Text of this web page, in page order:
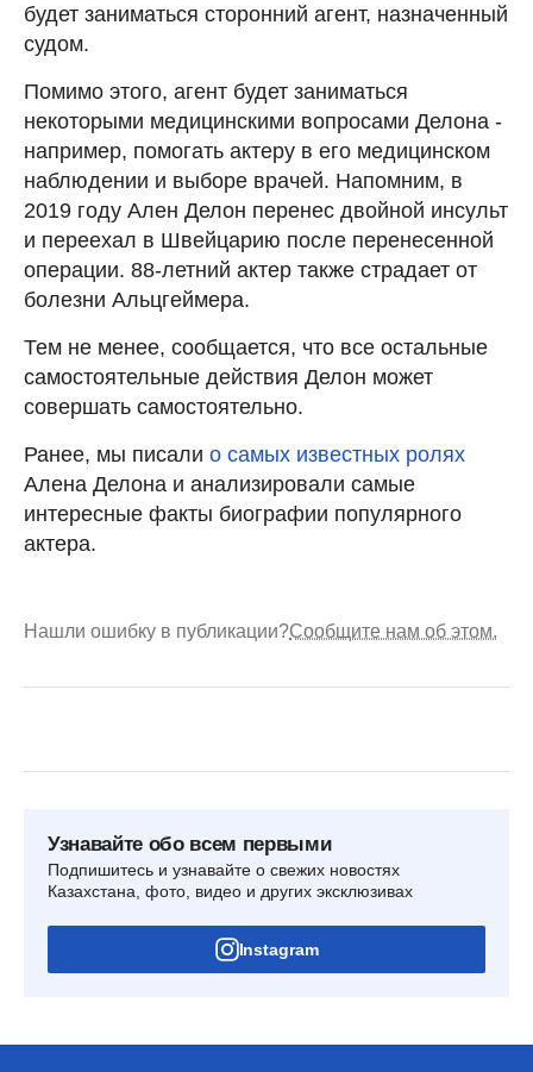
будет заниматься сторонний агент, назначенный
судом.
Помимо этого, агент будет заниматься
некоторыми медицинскими вопросами Делона -
например, помогать актеру в его медицинском
наблюдении и выборе врачей. Напомним, в
2019 году Ален Делон перенес двойной инсульт
и переехал в Швейцарию после перенесенной
операции. 88-летний актер также страдает от
болезни Альцгеймера.
Тем не менее, сообщается, что все остальные
самостоятельные действия Делон может
совершать самостоятельно.
Ранее, мы писали о самых известных ролях
Алена Делона и анализировали самые
интересные факты биографии популярного
актера.
Нашли ошибку в публикации?Сообщите нам об этом.
Узнавайте обо всем первыми
Подпишитесь и узнавайте о свежих новостях
Казахстана, фото, видео и других эксклюзивах
Instagram